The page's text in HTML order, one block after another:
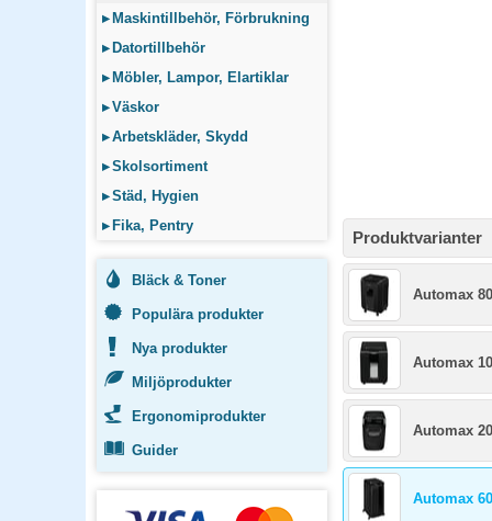
▸ Maskintillbehör, Förbrukning
▸ Datortillbehör
▸ Möbler, Lampor, Elartiklar
▸Väskor
▸Arbetskläder, Skydd
▸Skolsortiment
▸Städ, Hygien
▸ Fika, Pentry
Bläck & Toner
Populära produkter
Nya produkter
Miljöprodukter
Ergonomiprodukter
Guider
Produktvarianter
Automax
Automax
Automax
Automax